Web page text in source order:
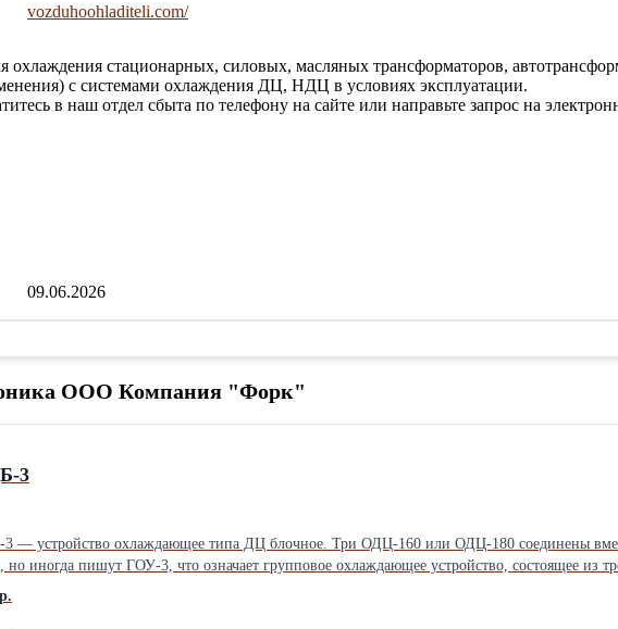
vozduhoohladiteli.com/
стационарных, силовых, масляных трансформаторов,
с системами охлаждения ДЦ, НДЦ в условиях эксплуатации.
в наш отдел сбыта по телефону на сайте или направьте запрос на
09.06.2026
ООО Компания "Форк"
3
— устройство охлаждающее типа ДЦ блочное. Три ОДЦ-160 или ОДЦ-180 соединены